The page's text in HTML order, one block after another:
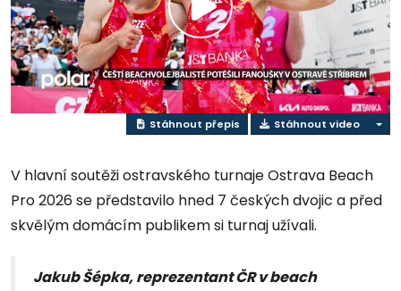
Přehrát
video
Stáhnout přepis Stáhnout video
V hlavní soutěži ostravského turnaje Ostrava Beach
Pro 2026 se představilo hned 7 českých dvojic a před
skvělým domácím publikem si turnaj užívali.
Jakub Šépka, reprezentant ČR v beach